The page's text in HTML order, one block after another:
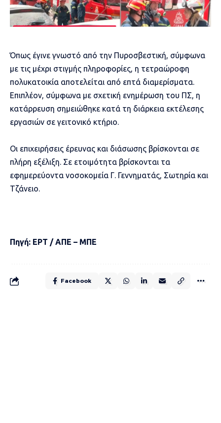
Όπως έγινε γνωστό από την Πυροσβεστική, σύμφωνα
με τις μέχρι στιγμής πληροφορίες, η τετραώροφη
πολυκατοικία αποτελείται από επτά διαμερίσματα.
Επιπλέον, σύμφωνα με σχετική ενημέρωση του ΠΣ, η
κατάρρευση σημειώθηκε κατά τη διάρκεια εκτέλεσης
εργασιών σε γειτονικό κτήριο.
Οι επιχειρήσεις έρευνας και διάσωσης βρίσκονται σε
πλήρη εξέλιξη. Σε ετοιμότητα βρίσκονται τα
εφημερεύοντα νοσοκομεία Γ. Γεννηματάς, Σωτηρία και
Τζάνειο.
Πηγή: ΕΡΤ / ΑΠΕ – ΜΠΕ
Facebook